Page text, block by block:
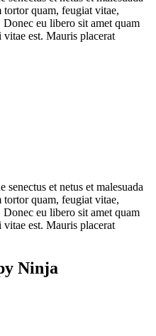
tortor quam, feugiat vitae,
eu libero sit amet quam
vitae est. Mauris placerat
et netus et malesuada
tortor quam, feugiat vitae,
eu libero sit amet quam
vitae est. Mauris placerat
Ninja